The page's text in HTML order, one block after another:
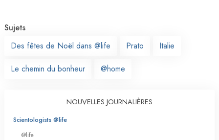
Sujets
Des fêtes de Noël dans @life
Prato Italie
Le chemin du bonheur @home
NOUVELLES JOURNALIÈRES
Scientologists @life
@life